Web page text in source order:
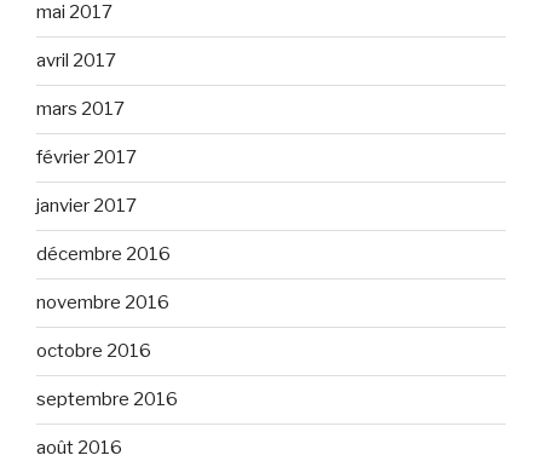
mai 2017
avril 2017
mars 2017
février 2017
janvier 2017
décembre 2016
novembre 2016
octobre 2016
septembre 2016
août 2016